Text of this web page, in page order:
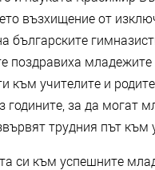
възхищение от
българските
поздравиха младежите
към учителите и
годините, за да могат
трудния път към
си към успешните